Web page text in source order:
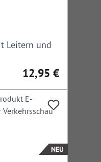
Leitern und
Regulärer Preis:
12,95 €
NEU